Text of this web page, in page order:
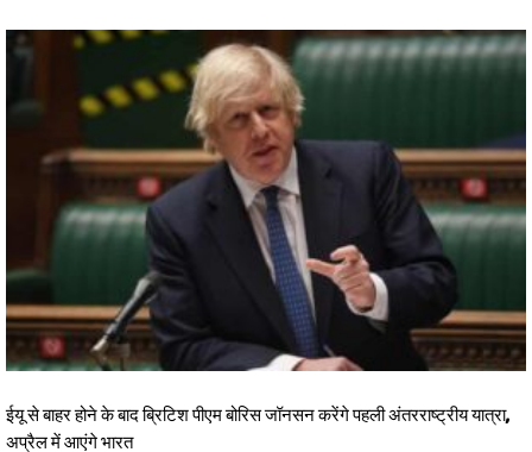
ईयू से बाहर होने के बाद ब्रिटिश पीएम बोरिस जॉनसन करेंगे पहली अंतरराष्ट्रीय यात्रा,
अप्रैल में आएंगे भारत